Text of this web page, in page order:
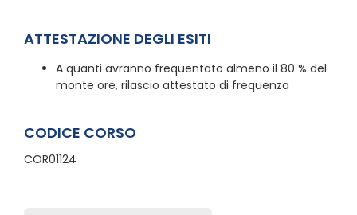
ATTESTAZIONE DEGLI ESITI
A quanti avranno frequentato almeno il 80 % del
monte ore, rilascio attestato di frequenza
CODICE CORSO
COR01124